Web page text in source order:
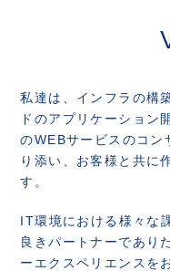
私達は、インフラの構
ドのアプリケーション
のWEBサービスのコン
り添い、 お客様と共に
す。
IT環境における様々な
良きパートナーであり
ーエクスペリエンスを